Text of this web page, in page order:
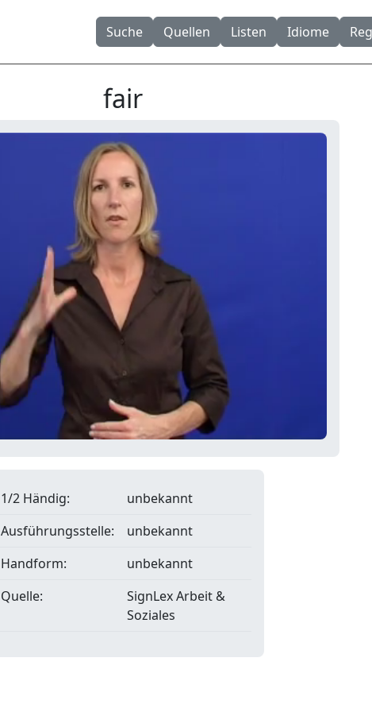
Suche Quellen Listen Idiome
fair
1/2 Händig:
unbekannt
Ausführungsstelle:
unbekannt
Handform:
unbekannt
Quelle:
SignLex Arbeit &
Soziales